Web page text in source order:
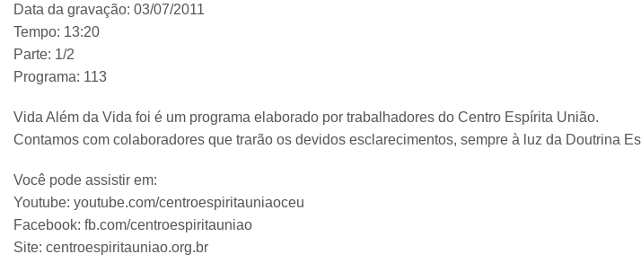
Data da gravação: 03/07/2011
Tempo: 13:20
Parte: 1/2
Programa: 113
Vida Além da Vida foi é um programa elaborado por trabalhadores do Centro Espírita União.
Contamos com colaboradores que trarão os devidos esclarecimentos, sempre à luz da Doutrina
Você pode assistir em:
Youtube: youtube.com/centroespiritauniaoceu
Facebook: fb.com/centroespiritauniao
Site: centroespiritauniao.org.br